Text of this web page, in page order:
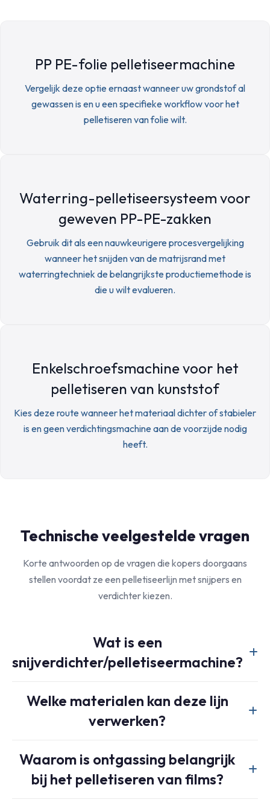
PP PE-folie pelletiseermachine
Vergelijk deze optie ernaast wanneer uw grondstof al
gewassen is en u een specifieke workflow voor het
pelletiseren van folie wilt.
Waterring-pelletiseersysteem voor
geweven PP-PE-zakken
Gebruik dit als een nauwkeurigere procesvergelijking
wanneer het snijden van de matrijsrand met
waterringtechniek de belangrijkste productiemethode is
die u wilt evalueren.
Enkelschroefsmachine voor het
pelletiseren van kunststof
Kies deze route wanneer het materiaal dichter of stabieler
is en geen verdichtingsmachine aan de voorzijde nodig
heeft.
Technische veelgestelde vragen
Korte antwoorden op de vragen die kopers doorgaans
stellen voordat ze een pelletiseerlijn met snijpers en
verdichter kiezen.
Wat is een
snijverdichter/pelletiseermachine?
verdichtende snij-verdichter met een extruder, waardoor
los folieafval eerst kan worden verdicht, vervolgens
systeem.
Welke materialen kan deze lijn
verwerken?
HDPE-folie, PP-folie, geweven zakken, raffia, non-woven
restmateriaal, randafsnijdsels, folierollen en licht bedrukt
Waarom is ontgassing belangrijk
bij het pelletiseren van films?